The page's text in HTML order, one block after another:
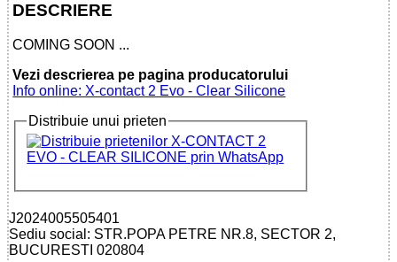
DESCRIERE
COMING SOON ...
Vezi descrierea pe pagina producatorului
Info online: X-contact 2 Evo - Clear Silicone
Distribuie unui prieten
J2024005505401
Sediu social: STR.POPA PETRE NR.8, SECTOR 2,
BUCURESTI 020804